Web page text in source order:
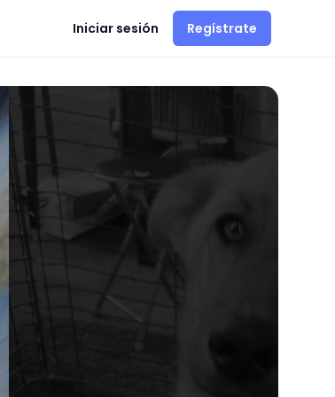
Iniciar sesión Regístrate